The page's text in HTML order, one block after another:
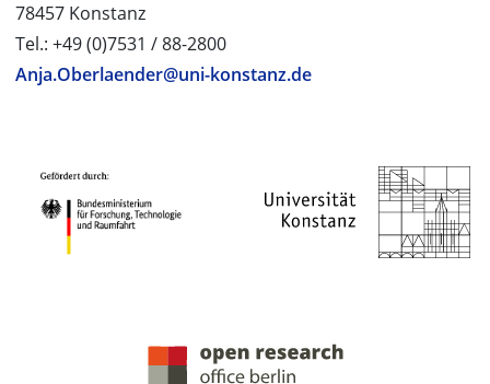
78457 Konstanz
Tel.: +49 (0)7531 / 88-2800
Anja.Oberlaender@uni-konstanz.de